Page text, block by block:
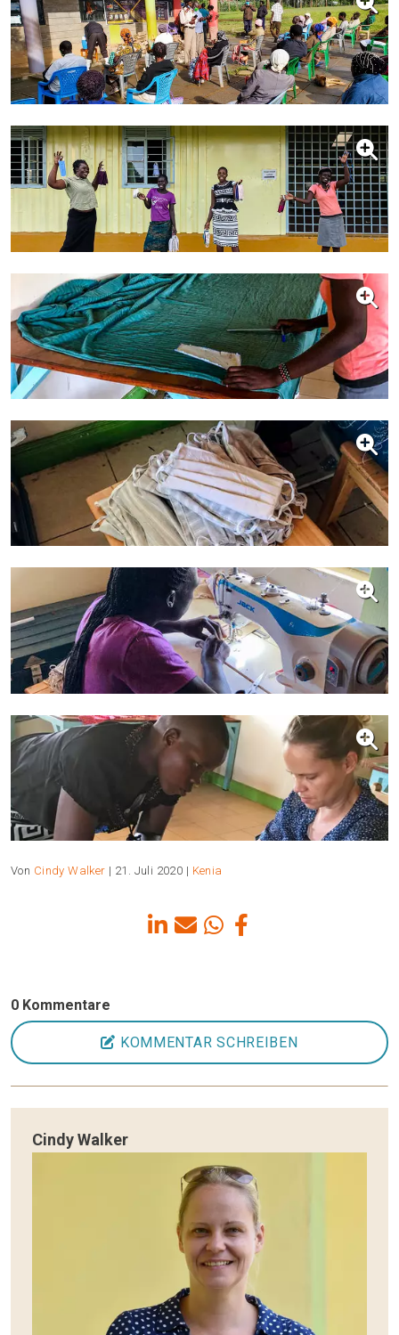
Von Cindy Walker | 21. Juli 2020 | Kenia
0 Kommentare
KOMMENTAR SCHREIBEN
Cindy Walker